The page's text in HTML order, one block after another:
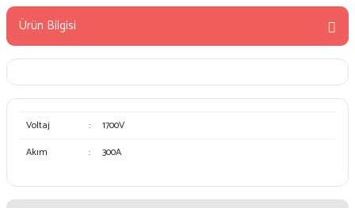
Ürün Bilgisi
Voltaj :
1700V
Akım
: 300A